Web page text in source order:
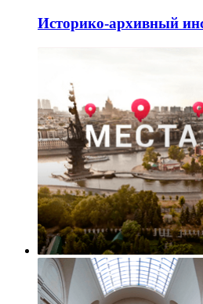
Историко-архивный